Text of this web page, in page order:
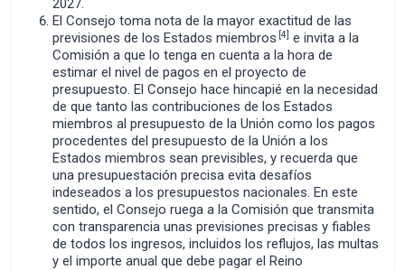
2027.
El Consejo toma nota de la mayor exactitud de las
previsiones de los Estados miembros [4]
e invita a la
Comisión a que lo tenga en cuenta a la hora de
estimar el nivel de pagos en el proyecto de
presupuesto. El Consejo hace hincapié en la necesidad
de que tanto las contribuciones de los Estados
miembros al presupuesto de la Unión como los pagos
procedentes del presupuesto de la Unión a los
Estados miembros sean previsibles, y recuerda que
una presupuestación precisa evita desafíos
indeseados a los presupuestos nacionales. En este
sentido, el Consejo ruega a la Comisión que transmita
con transparencia unas previsiones precisas y fiables
de todos los ingresos, incluidos los reflujos, las multas
y el importe anual que debe pagar el Reino